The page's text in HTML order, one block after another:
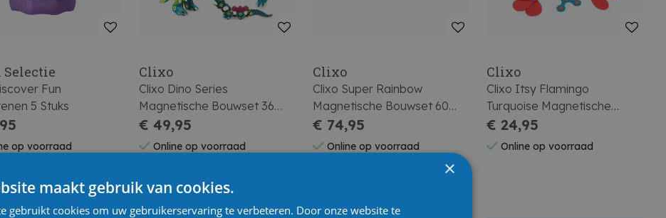
Fun
5 Stuks
op voorraad
Clixo
Clixo Dino Series
Magnetische Bouwset 36
Stuks
€ 49,95
Online op voorraad
Clixo
Clixo Super Rainbow
Magnetische Bouwset 60
Stuks
€ 74,95
Online op voorraad
Clixo
Clixo Itsy Flamingo
Turquoise Magnetische
Bouwset 18 Stuks
€ 24,95
Online op voorraad
×
maakt gebruik van cookies.
gebruikt cookies om uw gebruikerservaring te verbeteren. Door onze website te